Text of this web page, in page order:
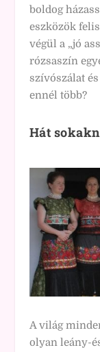
boldog
eszközök
végül a „jó
rózsaszín
szívószálat
ennél több?
Hát
A világ
olyan leány-